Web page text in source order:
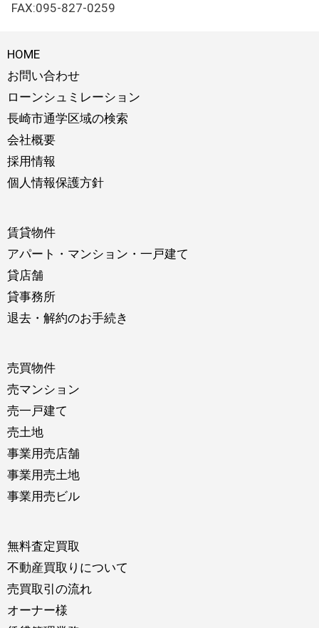
FAX:095-827-0259
HOME
お問い合わせ
ローンシュミレーション
長崎市通学区域の検索
会社概要
採用情報
個人情報保護方針
賃貸物件
アパート・マンション・一戸建て
貸店舗
貸事務所
退去・解約のお手続き
売買物件
売マンション
売一戸建て
売土地
事業用売店舗
事業用売土地
事業用売ビル
無料査定買取
不動産買取りについて
売買取引の流れ
オーナー様